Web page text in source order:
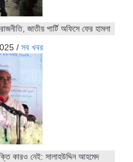
জাতীয় পার্টি অফিসে ফের হামলা
/ সব খবর
কারও নেই: সালাহউদ্দিন আহমেদ